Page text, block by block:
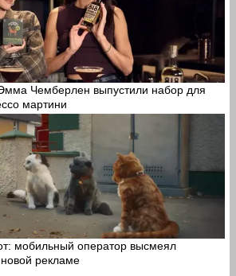
Чемберлен выпустили набор для
мартини
мобильный оператор высмеял
рекламе